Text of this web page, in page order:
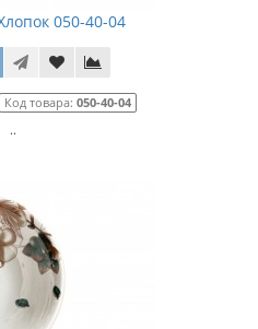
050-40-04
Код товара: 050-40-04
..